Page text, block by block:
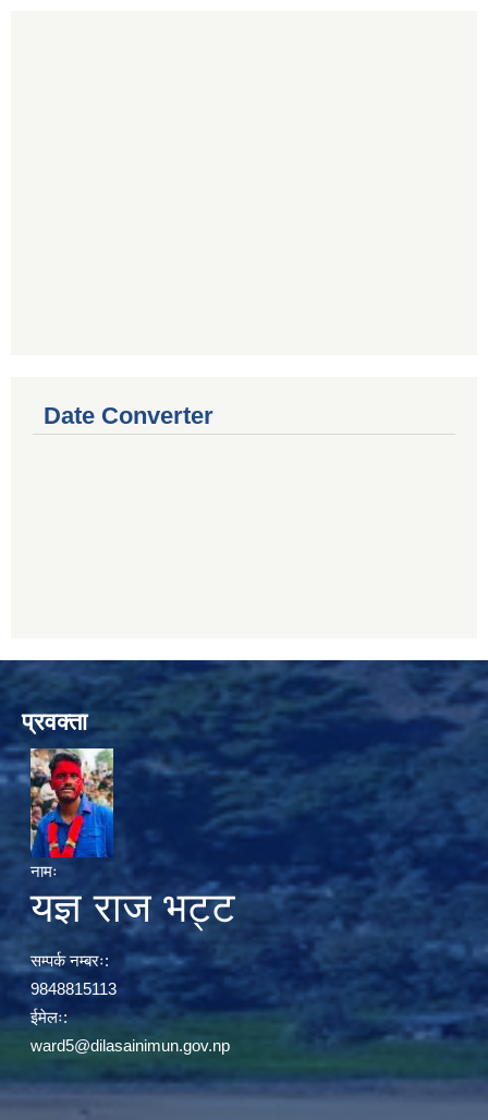
Date Converter
प्रवक्ता
नामः
यज्ञ राज भट्ट
सम्पर्क नम्बरः:
9848815113
ईमेलः:
ward5@dilasainimun.gov.np